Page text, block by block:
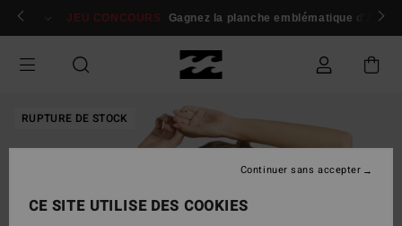
Passer
Se connecter / s'inscrire
JEU CONCOURS Gagnez la planche emblématique d'Andy
RUPTURE DE STOCK
CE SITE UTILISE DES COOKIES
Continuer sans accepter